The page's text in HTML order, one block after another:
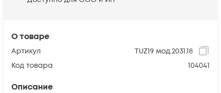
О товаре
Артикул
TUZ19 мод.2031.18
Код товара
104041
Описание